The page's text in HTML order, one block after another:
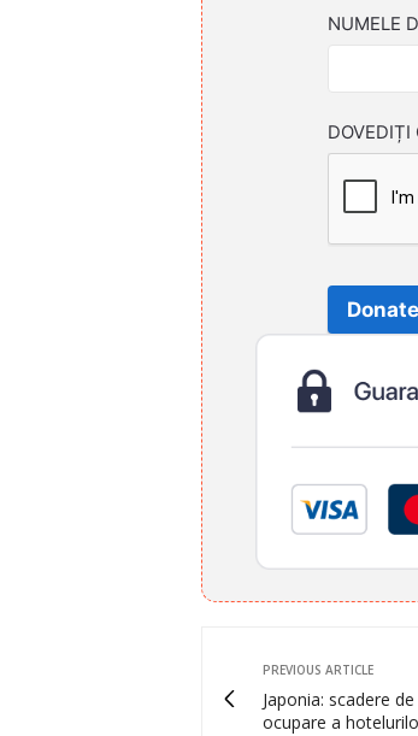
NUMELE
DOVEDIȚI
PREVIOUS ARTICLE
Japonia: scadere
ocupare a